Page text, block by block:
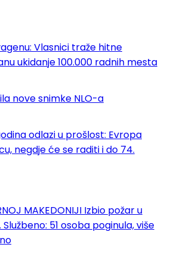
Vlasnici traže hitne
ukidanje 100.000 radnih mesta
nove snimke NLO-a
odlazi u prošlost: Evropa
negdje će se raditi i do 74.
MAKEDONIJI Izbio požar u
51 osoba poginula, više